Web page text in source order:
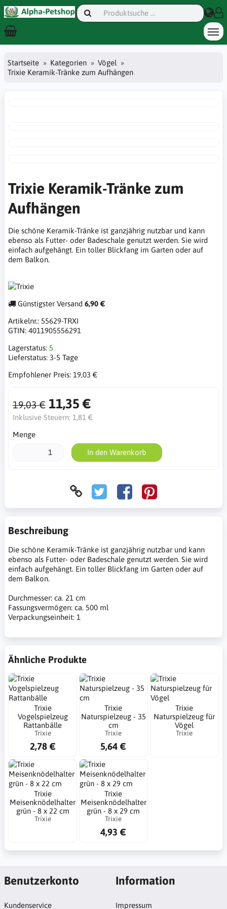
Startseite Kategorien
Vögel
Trixie Keramik-Tränke zum Aufhängen
Trixie Keramik-Tränke zum
Aufhängen
Die schöne Keramik-Tränke ist ganzjährig nutzbar und kann
ebenso als Futter- oder Badeschale genutzt werden. Sie wird
einfach aufgehängt. Ein toller Blickfang im Garten oder auf
dem Balkon.
Günstigster Versand 6,90 €
Artikelnr.: 55629-TRXI
GTIN: 4011905556291
Lagerstatus: 5
Lieferstatus: 3-5 Tage
Empfohlener Preis: 19,03 €
19,03 € 11,35 €
Inklusive Steuern: 1,81 €
Menge
In den Warenkorb
Beschreibung
Die schöne Keramik-Tränke ist ganzjährig nutzbar und kann
ebenso als Futter- oder Badeschale genutzt werden. Sie wird
einfach aufgehängt. Ein toller Blickfang im Garten oder auf
dem Balkon.
Durchmesser: ca. 21 cm
Fassungsvermögen: ca. 500 ml
Verpackungseinheit: 1
Ähnliche Produkte
Trixie
Vogelspielzeug
Rattanbälle
Trixie
2,78 €
Trixie
Naturspielzeug - 35
cm
Trixie
5,64 €
Trixie
Naturspielzeug für
Vögel
Trixie
Trixie
Meisenknödelhalter
grün - 8 x 22 cm
Trixie
Trixie
Meisenknödelhalter
grün - 8 x 29 cm
Trixie
4,93 €
Benutzerkonto
Kundenservice
Information
Impressum